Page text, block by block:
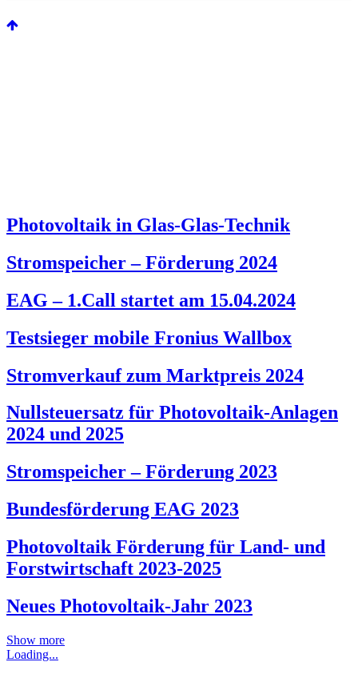
Photovoltaik in Glas-Glas-Technik
Stromspeicher – Förderung 2024
EAG – 1.Call startet am 15.04.2024
Testsieger mobile Fronius Wallbox
Stromverkauf zum Marktpreis 2024
Nullsteuersatz für Photovoltaik-Anlagen
2024 und 2025
Stromspeicher – Förderung 2023
Bundesförderung EAG 2023
Photovoltaik Förderung für Land- und
Forstwirtschaft 2023-2025
Neues Photovoltaik-Jahr 2023
Show more
Loading...